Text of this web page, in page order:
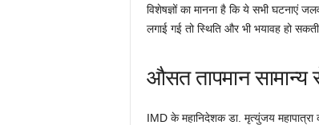
विशेषज्ञों का मानना है कि ये सभी घटनाएं
लगाई गई तो स्थिति और भी भयावह हो
औसत तापमान
IMD के महानिदेशक डा. मृत्युंजय महापात्रा